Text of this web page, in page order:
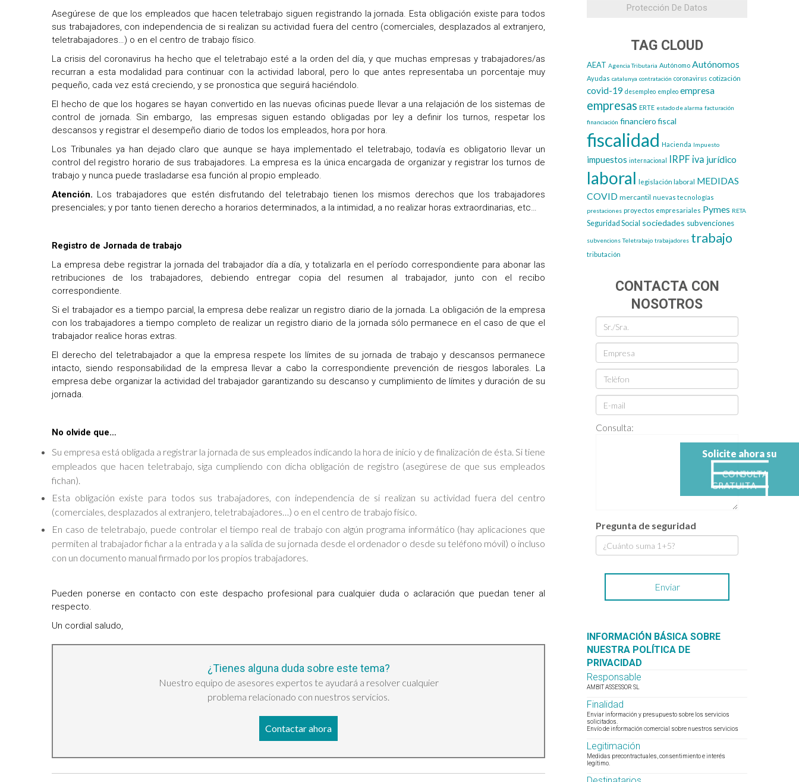
Solicite ahora su
CONSULTA
GRATUITA
Asegúrese de que los empleados que hacen teletrabajo siguen registrando la jornada. Esta obligación existe para todos
sus trabajadores, con independencia de si realizan su actividad fuera del centro (comerciales, desplazados al extranjero,
teletrabajadores…) o en el centro de trabajo físico.
La crisis del coronavirus ha hecho que el teletrabajo esté a la orden del día, y que muchas empresas y trabajadores/as
recurran a esta modalidad para continuar con la actividad laboral, pero lo que antes representaba un porcentaje muy
pequeño, cada vez está creciendo, y se pronostica que seguirá haciéndolo.
El hecho de que los hogares se hayan convertido en las nuevas oficinas puede llevar a una relajación de los sistemas de
control de jornada. Sin embargo, las empresas siguen estando obligadas por ley a definir los turnos, respetar los
descansos y registrar el desempeño diario de todos los empleados, hora por hora.
Los Tribunales ya han dejado claro que aunque se haya implementado el teletrabajo, todavía es obligatorio llevar un
control del registro horario de sus trabajadores. La empresa es la única encargada de organizar y registrar los turnos de
trabajo y nunca puede trasladarse esa función al propio empleado.
Atención. Los trabajadores que estén disfrutando del teletrabajo tienen los mismos derechos que los trabajadores
presenciales; y por tanto tienen derecho a horarios determinados, a la intimidad, a no realizar horas extraordinarias, etc…
Registro de Jornada de trabajo
La empresa debe registrar la jornada del trabajador día a día, y totalizarla en el período correspondiente para abonar las
retribuciones de los trabajadores, debiendo entregar copia del resumen al trabajador, junto con el recibo
correspondiente.
Si el trabajador es a tiempo parcial, la empresa debe realizar un registro diario de la jornada. La obligación de la empresa
con los trabajadores a tiempo completo de realizar un registro diario de la jornada sólo permanece en el caso de que el
trabajador realice horas extras.
El derecho del teletrabajador a que la empresa respete los límites de su jornada de trabajo y descansos permanece
intacto, siendo responsabilidad de la empresa llevar a cabo la correspondiente prevención de riesgos laborales. La
empresa debe organizar la actividad del trabajador garantizando su descanso y cumplimiento de límites y duración de su
jornada.
No olvide que…
Su empresa está obligada a registrar la jornada de sus empleados indicando la hora de inicio y de finalización de ésta. Si tiene
empleados que hacen teletrabajo, siga cumpliendo con dicha obligación de registro (asegúrese de que sus empleados
fichan).
Esta obligación existe para todos sus trabajadores, con independencia de si realizan su actividad fuera del centro
(comerciales, desplazados al extranjero, teletrabajadores…) o en el centro de trabajo físico.
En caso de teletrabajo, puede controlar el tiempo real de trabajo con algún programa informático (hay aplicaciones que
permiten al trabajador fichar a la entrada y a la salida de su jornada desde el ordenador o desde su teléfono móvil) o incluso
con un documento manual firmado por los propios trabajadores.
Pueden ponerse en contacto con este despacho profesional para cualquier duda o aclaración que puedan tener al
respecto.
Un cordial saludo,
¿Tienes alguna duda sobre este tema?
Nuestro equipo de asesores expertos te ayudará a resolver cualquier
problema relacionado con nuestros servicios.
Contactar ahora
Protección De Datos
TAG CLOUD
AEAT Agencia Tributaria Autónomo Autónomos
Ayudas catalunya contratación coronavirus cotización
covid-19 desempleo empleo empresa
empresas ERTE estado de alarma facturación
financiación financiero fiscal
fiscalidad Hacienda Impuesto
impuestos internacional IRPF iva jurídico
laboral legislación laboral MEDIDAS
COVID mercantil nuevas tecnologías
prestaciones proyectos empresariales Pymes RETA
Seguridad Social sociedades subvenciones
subvencions Teletrabajo trabajadores trabajo
tributación
CONTACTA CON
NOSOTROS
Consulta:
Pregunta de seguridad
INFORMACIÓN BÁSICA SOBRE
NUESTRA POLÍTICA DE
PRIVACIDAD
Responsable
AMBIT ASSESSOR SL
Finalidad
Enviar información y presupuesto sobre los servicios
solicitados.
Envío de información comercial sobre nuestros servicios
Legitimación
Medidas precontractuales, consentimiento e interés
legítimo.